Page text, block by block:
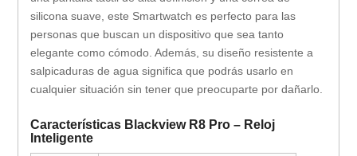
silicona suave, este Smartwatch es perfecto para las
personas que buscan un dispositivo que sea tanto
elegante como cómodo. Además, su diseño resistente a
salpicaduras de agua significa que podrás usarlo en
cualquier situación sin tener que preocuparte por dañarlo.
Características Blackview R8 Pro – Reloj
Inteligente